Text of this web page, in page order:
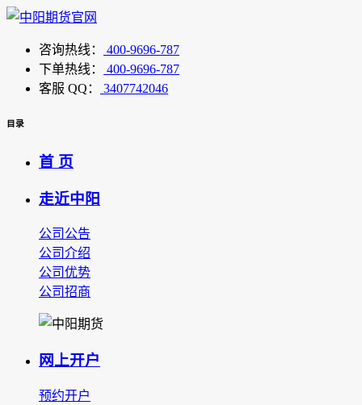
咨询热线：
400-9696-787
下单热线：
400-9696-787
客服 QQ：
3407742046
目录
首 页
走近中阳
公司公告
公司介绍
公司优势
公司招商
网上开户
预约开户